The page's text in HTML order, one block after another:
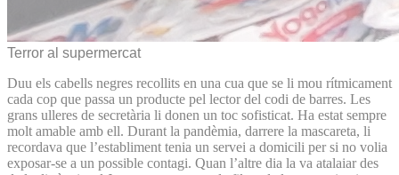
Terror al supermercat
Duu els cabells negres recollits en una cua que se li mou rítmicament
cada cop que passa un producte pel lector del codi de barres. Les
grans ulleres de secretària li donen un toc sofisticat. Ha estat sempre
molt amable amb ell. Durant la pandèmia, darrere la mascareta, li
recordava que l’establiment tenia un servei a domicili per si no volia
exposar-se a un possible contagi. Quan l’altre dia la va atalaiar des